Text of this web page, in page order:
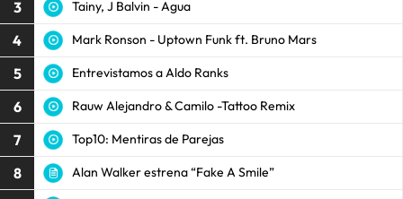
3 Tainy, J Balvin - Agua
4 Mark Ronson - Uptown Funk ft. Bruno Mars
5 Entrevistamos a Aldo Ranks
6 Rauw Alejandro & Camilo -Tattoo Remix
7 Top10: Mentiras de Parejas
8 Alan Walker estrena “Fake A Smile”